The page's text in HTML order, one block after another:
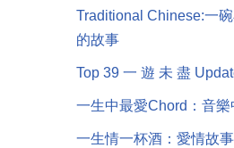
Traditional Chinese:一
的故事
Top 39 一 遊 未 盡
一生中最愛Chord：音樂
一生情一杯酒：愛情故